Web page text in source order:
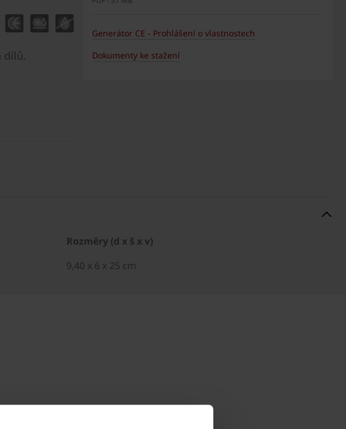
dílů.
Generátor CE - Prohlášení o vlastnostech
Dokumenty ke stažení
Rozměry (d x š x v)
9,40 x 6 x 25 cm